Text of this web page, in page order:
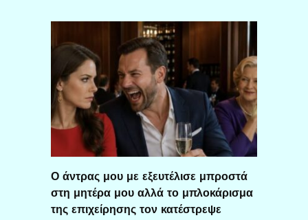
Ο άντρας μου με εξευτέλισε μπροστά
στη μητέρα μου αλλά το μπλοκάρισμα
της επιχείρησης τον κατέστρεψε